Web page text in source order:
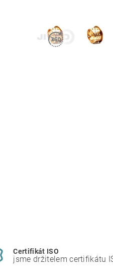
Certifikát ISO
jsme držitelem certifikátu